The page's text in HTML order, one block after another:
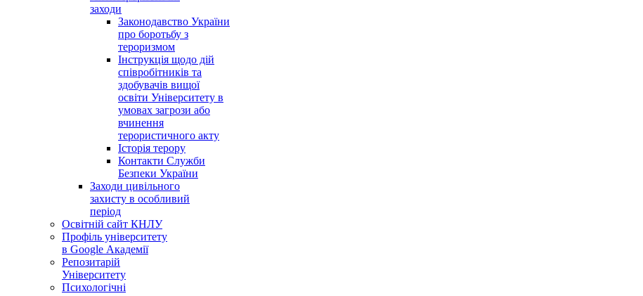
заходи
Законодавство України
про боротьбу з
тероризмом
Інструкція щодо дій
співробітників та
здобувачів вищої
освіти Університету в
умовах загрози або
вчинення
терористичного акту
Історія терору
Контакти Служби
Безпеки України
Заходи цивільного
захисту в особливий
період
Освітній сайт КНЛУ
Профіль університету
в Google Академії
Репозитарій
Університету
Психологічні